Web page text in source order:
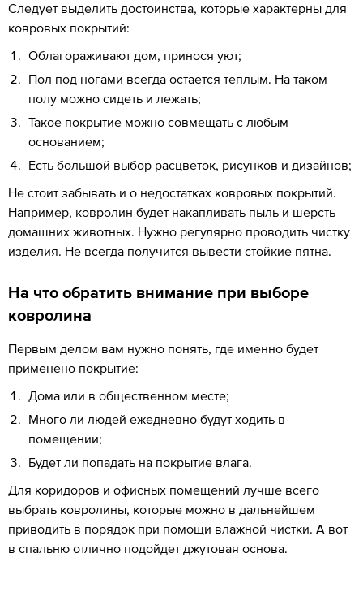
Следует выделить достоинства, которые характерны для
ковровых покрытий:
Облагораживают дом, принося уют;
Пол под ногами всегда остается теплым. На таком
полу можно сидеть и лежать;
Такое покрытие можно совмещать с любым
основанием;
Есть большой выбор расцветок, рисунков и дизайнов;
Не стоит забывать и о недостатках ковровых покрытий.
Например, ковролин будет накапливать пыль и шерсть
домашних животных. Нужно регулярно проводить чистку
изделия. Не всегда получится вывести стойкие пятна.
На что обратить внимание при выборе
ковролина
Первым делом вам нужно понять, где именно будет
применено покрытие:
Дома или в общественном месте;
Много ли людей ежедневно будут ходить в
помещении;
Будет ли попадать на покрытие влага.
Для коридоров и офисных помещений лучше всего
выбрать ковролины, которые можно в дальнейшем
приводить в порядок при помощи влажной чистки. А вот
в спальню отлично подойдет джутовая основа.